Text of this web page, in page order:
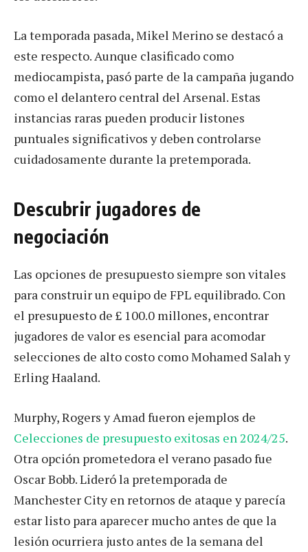
La temporada pasada, Mikel Merino se destacó a
este respecto. Aunque clasificado como
mediocampista, pasó parte de la campaña jugando
como el delantero central del Arsenal. Estas
instancias raras pueden producir listones
puntuales significativos y deben controlarse
cuidadosamente durante la pretemporada.
Descubrir jugadores de
negociación
Las opciones de presupuesto siempre son vitales
para construir un equipo de FPL equilibrado. Con
el presupuesto de £ 100.0 millones, encontrar
jugadores de valor es esencial para acomodar
selecciones de alto costo como Mohamed Salah y
Erling Haaland.
Murphy, Rogers y Amad fueron ejemplos de
Celecciones de presupuesto exitosas en 2024/25.
Otra opción prometedora el verano pasado fue
Oscar Bobb. Lideró la pretemporada de
Manchester City en retornos de ataque y parecía
estar listo para aparecer mucho antes de que la
lesión ocurriera justo antes de la semana del